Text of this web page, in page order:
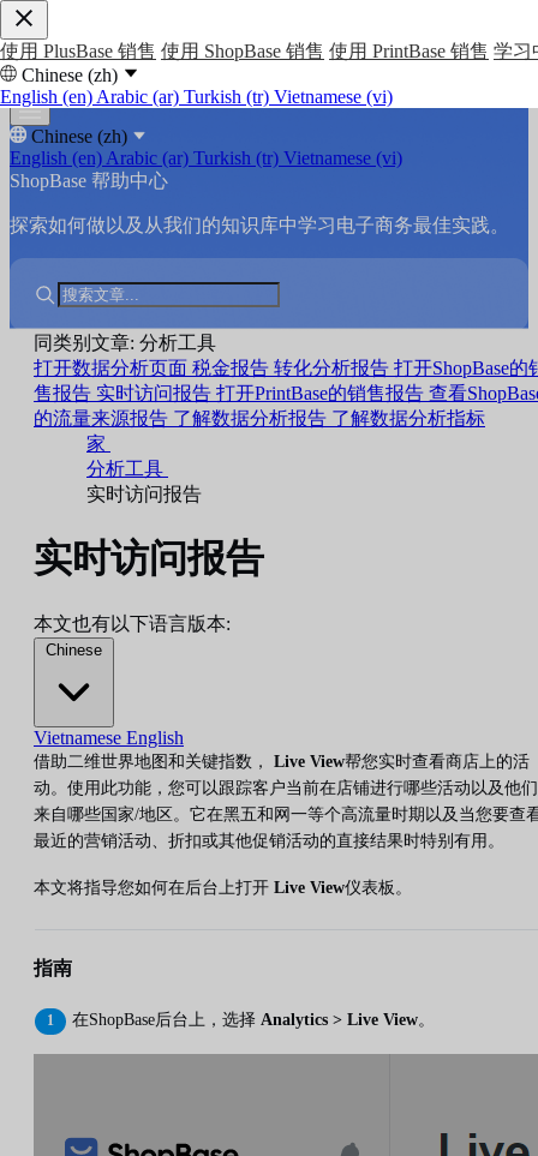
使用 PlusBase 销售 使用 ShopBase 销售 使用 PrintBase 销售 学习
Chinese (zh)
English (en) Arabic (ar) Turkish (tr) Vietnamese (vi)
Chinese (zh)
English (en) Arabic (ar) Turkish (tr) Vietnamese (vi)
ShopBase 帮助中心
探索如何做以及从我们的知识库中学习电子商务最佳实践。
同类别文章: 分析工具
打开数据分析页面 税金报告 转化分析报告 打开ShopBase的
售报告 实时访问报告 打开PrintBase的销售报告 查看
的流量来源报告 了解数据分析报告 了解数据分析指标
家
分析工具
实时访问报告
实时访问报告
本文也有以下语言版本:
Chinese
Vietnamese English
借助二维世界地图和关键指数， Live View帮您实时查看商店上的活
动。使用此功能，您可以跟踪客户当前在店铺进行哪些活动以及他们
来自哪些国家/地区。它在黑五和网一等个高流量时期以及当您要查
最近的营销活动、折扣或其他促销活动的直接结果时特别有用。
本文将指导您如何在后台上打开 Live View仪表板。
指南
在ShopBase后台上，选择 Analytics > Live View。